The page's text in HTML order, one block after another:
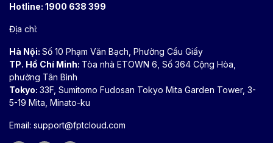
Hotline: 1900 638 399
Địa chỉ:
Hà Nội: Số 10 Phạm Văn Bạch, Phường Cầu Giấy
TP. Hồ Chí Minh: Tòa nhà ETOWN 6, Số 364 Cộng Hòa,
phường Tân Bình
Tokyo: 33F, Sumitomo Fudosan Tokyo Mita Garden Tower, 3-
5-19 Mita, Minato-ku
Email: support@fptcloud.com